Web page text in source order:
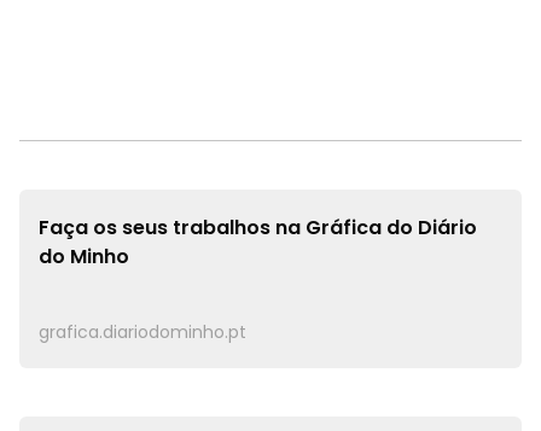
Faça os seus trabalhos na Gráfica do Diário
do Minho
grafica.diariodominho.pt